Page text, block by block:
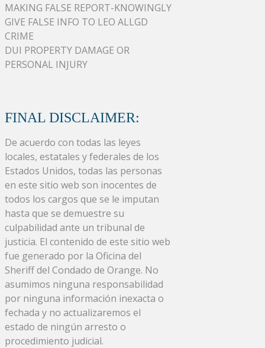
MAKING FALSE REPORT-KNOWINGLY
GIVE FALSE INFO TO LEO ALLGD
CRIME
DUI PROPERTY DAMAGE OR
PERSONAL INJURY
FINAL DISCLAIMER:
De acuerdo con todas las leyes
locales, estatales y federales de los
Estados Unidos, todas las personas
en este sitio web son inocentes de
todos los cargos que se le imputan
hasta que se demuestre su
culpabilidad ante un tribunal de
justicia. El contenido de este sitio web
fue generado por la Oficina del
Sheriff del Condado de Orange. No
asumimos ninguna responsabilidad
por ninguna información inexacta o
fechada y no actualizaremos el
estado de ningún arresto o
procedimiento judicial.